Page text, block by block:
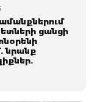
ցանցի
նրանք